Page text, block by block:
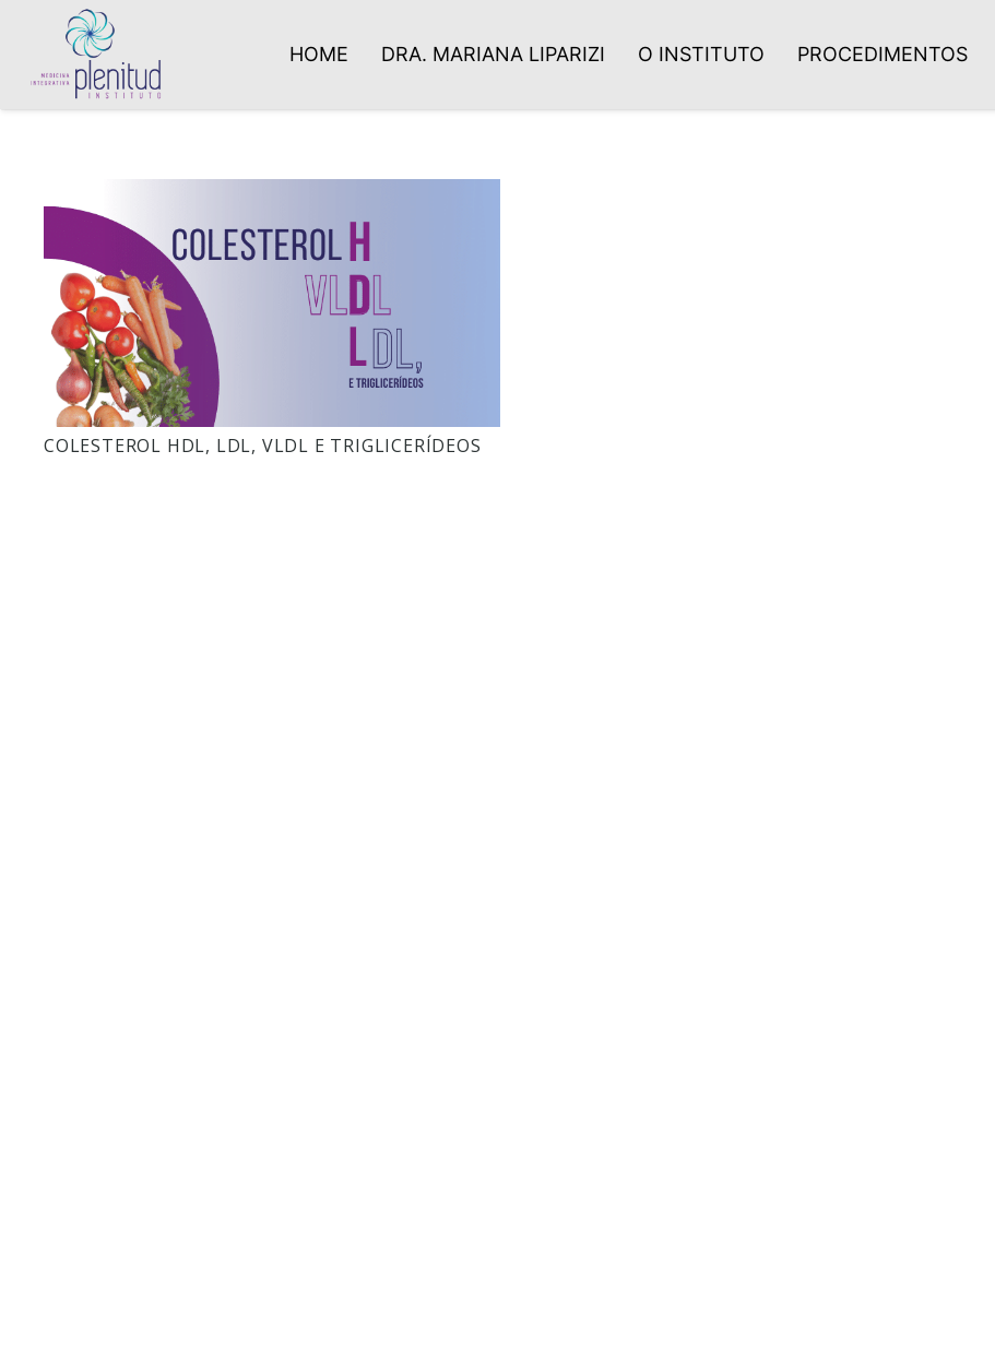
HOME DRA. MARIANA LIPARIZI O INSTITUTO PROCEDIMENTOS
COLESTEROL HDL, LDL, VLDL E TRIGLICERÍDEOS